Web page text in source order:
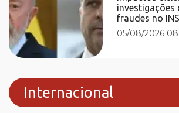
investigações
fraudes no
05/08/2026
Internacional